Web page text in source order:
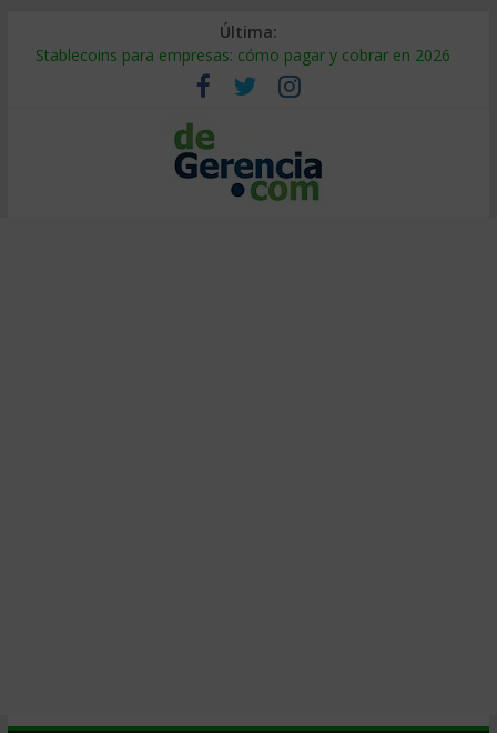
Última:
Stablecoins para empresas: cómo pagar y cobrar en 2026
Despido silencioso: qué es y por qué sale tan caro
IA en selección de personal: cómo auditarla a tiempo
Trabajo forzoso en la cadena de suministro: qué hacer
Mercado hispano de EE. UU.: cómo segmentarlo y venderle